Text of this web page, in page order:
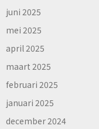
juni 2025
mei 2025
april 2025
maart 2025
februari 2025
januari 2025
december 2024